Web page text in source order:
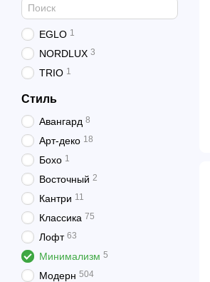
EGLO 1
NORDLUX 3
TRIO 1
Стиль
Авангард 8
Арт-деко 18
Бохо 1
Восточный 2
Кантри 11
Классика 75
Лофт 63
Минимализм 5
Модерн 504